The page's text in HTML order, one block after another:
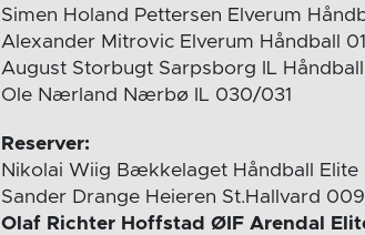
Simen Holand Pettersen Elverum
Alexander Mitrovic Elverum Håndball
August Storbugt Sarpsborg IL
Ole Nærland Nærbø IL 030/031
Reserver:
Nikolai Wiig Bækkelaget Håndball
Sander Drange Heieren St.Hallvard
Olaf Richter Hoffstad ØIF Arendal